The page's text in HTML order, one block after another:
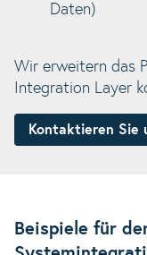
Daten)
Wir erweitern das
Integration Layer
Kontaktieren Sie
Beispiele für